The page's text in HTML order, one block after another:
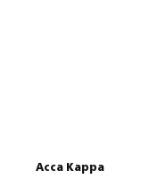
Acca Kappa